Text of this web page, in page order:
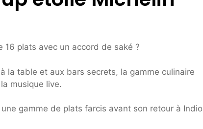
plats avec un accord de saké ?
la table et aux bars secrets, la gamme culinaire
musique live.
gamme de plats farcis avant son retour à Indio